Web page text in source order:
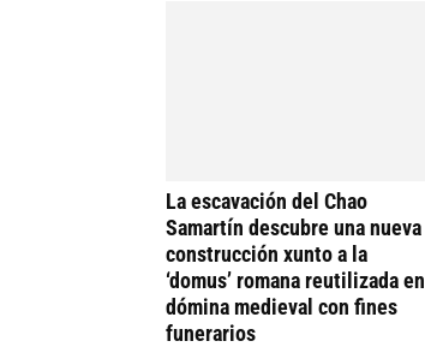
La escavación del Chao
Samartín descubre una nueva
construcción xunto a la
‘domus’ romana reutilizada en
dómina medieval con fines
funerarios